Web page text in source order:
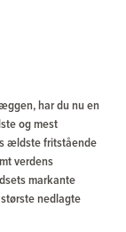
har du nu en
og mest
ældste fritstående
verdens
markante
nedlagte